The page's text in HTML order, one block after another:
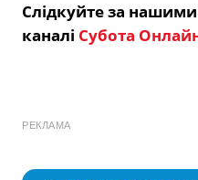
Слідкуйте за
каналі Субота
РЕКЛАМА